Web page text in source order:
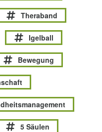
Theraband
Igelball
Bewegung
5 Säulen